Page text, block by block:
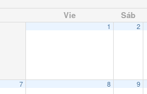
Vie Sáb
1 2
7 8 9